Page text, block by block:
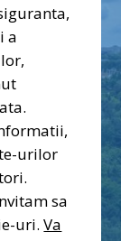
a
urilor
sa
uri.Va